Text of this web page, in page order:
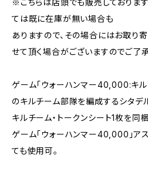
※こちらは店頭でも販売しております
ては既に在庫が無い場合も
ありますので、その場合にはお取り寄
せて頂く場合がございますのでご了承
ゲーム「ウォーハンマー40,000:キル
のキルチーム部隊を編成するシタデ
キルチーム・トークンシート1枚を同梱
ゲーム「ウォーハンマー40,000」ア
ても使用可。